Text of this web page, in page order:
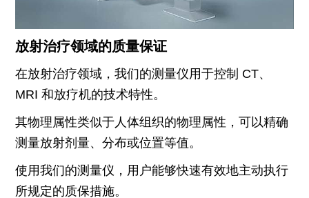
放射治疗领域的质量保证
在放射治疗领域，我们的测量仪用于控制 CT、
MRI 和放疗机的技术特性。
其物理属性类似于人体组织的物理属性，可以精确
测量放射剂量、分布或位置等值。
使用我们的测量仪，用户能够快速有效地主动执行
所规定的质保措施。